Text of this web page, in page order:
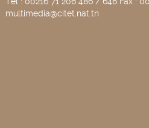
multimedia@citet.nat.tn